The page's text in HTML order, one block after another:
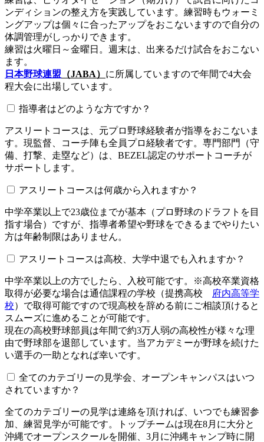
ンディションの整え方を実践しています。練習時もウォーミ
ングアップは個々に合ったアップをおこないますので自分の
体調管理がしっかりできます。
練習は火曜日～金曜日。週末は、出来るだけ試合をおこない
ます。
日本野球連盟 （JABA） に所属していますので年間で4大会
程大会に出場しています。
指導者はどのような方ですか？
アスリートコースは、元プロ野球経験者が指導をおこないま
す。現監督、コーチ陣も全員プロ経験者です。専門部門（守
備、打撃、走塁など）は、BEZEL認定のサポートコーチが
サポートします。
アスリートコースは何歳から入れますか？
中学卒業以上で23歳位までが基本（プロ野球のドラフトを目
指す場合）ですが、指導者希望や野球をできるまでやりたい
方は年齢制限はありません。
アスリートコースは高校、大学中退でも入れますか？
中学卒業以上の方でしたら、入校可能です。※高校卒業資格
取得が必要な場合は通信課程の学校（提携高校
府内高等学
校）で取得可能ですので現高校を辞める前にご相談頂けると
スムーズに進めることが可能です。
現在の高校野球部員は年間で約3万人弱の高校性が様々な理
由で野球部を退部しています。当アカデミーが野球を続けた
い選手の一助となれば幸いです。
全てのカテゴリーの見学会、オープンキャンパスはいつ
されていますか？​​​​​
全てのカテゴリーの見学は連絡を頂ければ、いつでも練習参
加、練習見学が可能です。トップチームは現在8月に大分と
沖縄でオープンスクールを開催、3月に沖縄キャンプ時に開